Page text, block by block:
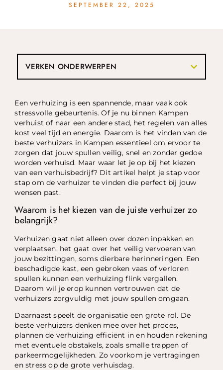
SEPTEMBER 22, 2025
Een verhuizing is een spannende, maar vaak ook
stressvolle gebeurtenis. Of je nu binnen Kampen
verhuist of naar een andere stad, het regelen van alles
kost veel tijd en energie. Daarom is het vinden van de
beste verhuizers in Kampen essentieel om ervoor te
zorgen dat jouw spullen veilig, snel en zonder gedoe
worden verhuisd. Maar waar let je op bij het kiezen
van een verhuisbedrijf? Dit artikel helpt je stap voor
stap om de verhuizer te vinden die perfect bij jouw
wensen past.
Waarom is het kiezen van de juiste verhuizer zo
belangrijk?
Verhuizen gaat niet alleen over dozen inpakken en
verplaatsen, het gaat over het veilig vervoeren van
jouw bezittingen, soms dierbare herinneringen. Een
beschadigde kast, een gebroken vaas of verloren
spullen kunnen een verhuizing flink vergallen.
Daarom wil je erop kunnen vertrouwen dat de
verhuizers zorgvuldig met jouw spullen omgaan.
Daarnaast speelt de organisatie een grote rol. De
beste verhuizers denken mee over het proces,
plannen de verhuizing efficiënt in en houden rekening
met eventuele obstakels, zoals smalle trappen of
parkeermogelijkheden. Zo voorkom je vertragingen
en stress op de grote verhuisdag.
VERKEN ONDERWERPEN